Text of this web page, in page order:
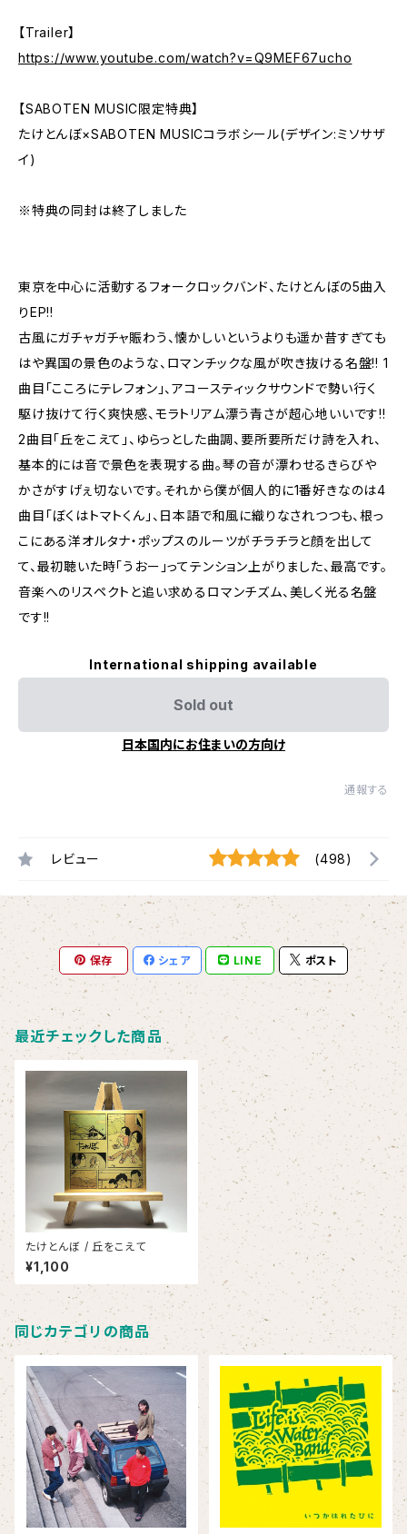
【Trailer】
https://www.youtube.com/watch?v=Q9MEF67ucho
【SABOTEN MUSIC限定特典】
たけとんぼ×SABOTEN MUSICコラボシール(デザイン:ミソサザ
イ)
※特典の同封は終了しました
東京を中心に活動するフォークロックバンド、たけとんぼの5曲入
りEP!!
古風にガチャガチャ賑わう、懐かしいというよりも遥か昔すぎても
はや異国の景色のような、ロマンチックな風が吹き抜ける名盤!! 1
曲目「こころにテレフォン」、アコースティックサウンドで勢い行く
駆け抜けて行く爽快感、モラトリアム漂う青さが超心地いいです!!
2曲目「丘をこえて」、ゆらっとした曲調、要所要所だけ詩を入れ、
基本的には音で景色を表現する曲。琴の音が漂わせるきらびや
かさがすげぇ切ないです。それから僕が個人的に1番好きなのは4
曲目「ぼくはトマトくん」、日本語で和風に織りなされつつも、根っ
こにある洋オルタナ・ポップスのルーツがチラチラと顔を出して
て、最初聴いた時「うおー」ってテンション上がりました、最高です。
音楽へのリスペクトと追い求めるロマンチズム、美しく光る名盤
です!!
International shipping available
Sold out
日本国内にお住まいの方向け
通報する
レビュー (498)
保存 シェア LINE ポスト
最近チェックした商品
たけとんぼ / 丘をこえて
¥1,100
同じカテゴリの商品